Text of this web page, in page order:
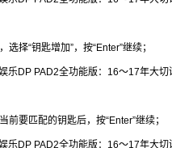
选择“钥匙增加”，按“Enter”继续；
前要匹配的钥匙后，按“Enter”继续；